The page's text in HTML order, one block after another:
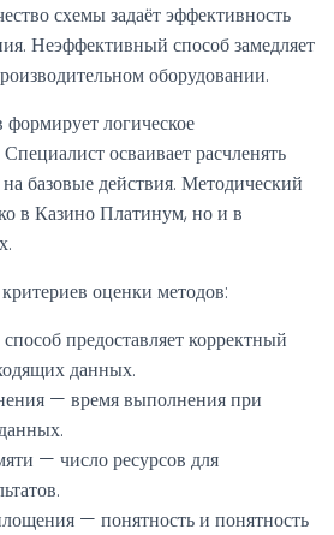
схемы задаёт эффективность
Неэффективный способ замедляет
оборудовании.
логическое
осваивает расчленять
базовые действия. Методический
в Казино Платинум, но и в
оценки методов:
предоставляет корректный
данных.
— время выполнения при
— число ресурсов для
— понятность и понятность